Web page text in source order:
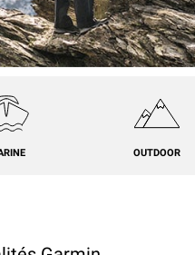
OUTDOOR